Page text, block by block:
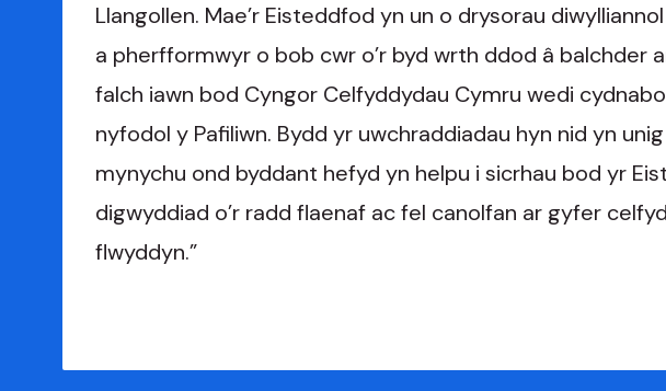
Llangollen. Mae’r Eisteddfod yn un o drysorau
a pherfformwyr o bob cwr o’r byd wrth ddod â balchder
falch iawn bod Cyngor Celfyddydau Cymru wedi
nyfodol y Pafiliwn. Bydd yr uwchraddiadau hyn nid yn
mynychu ond byddant hefyd yn helpu i sicrhau bod yr
digwyddiad o’r radd flaenaf ac fel canolfan ar gyfer
flwyddyn.”